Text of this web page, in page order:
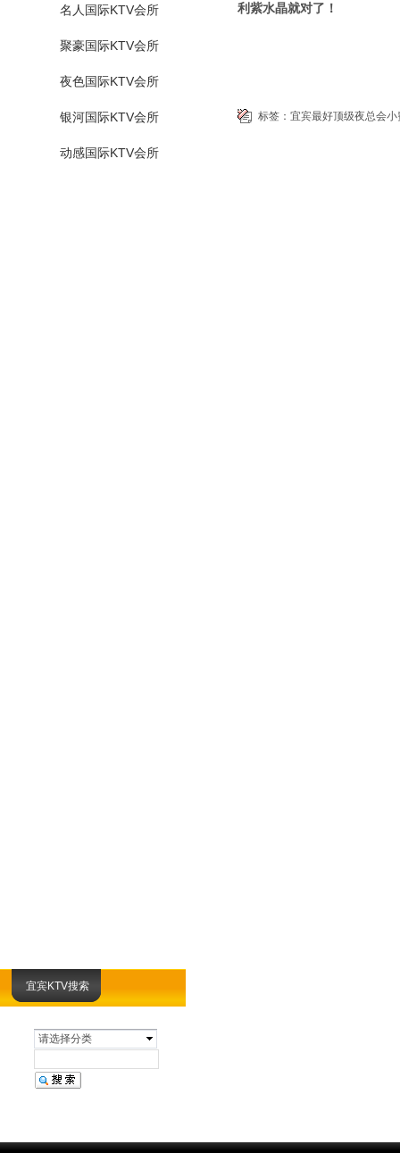
宜宾KTV搜索
请选择分类
名人国际KTV会所
聚豪国际KTV会所
夜色国际KTV会所
银河国际KTV会所
动感国际KTV会所
利紫水晶就对了！
标签： 宜宾最好顶级夜总会